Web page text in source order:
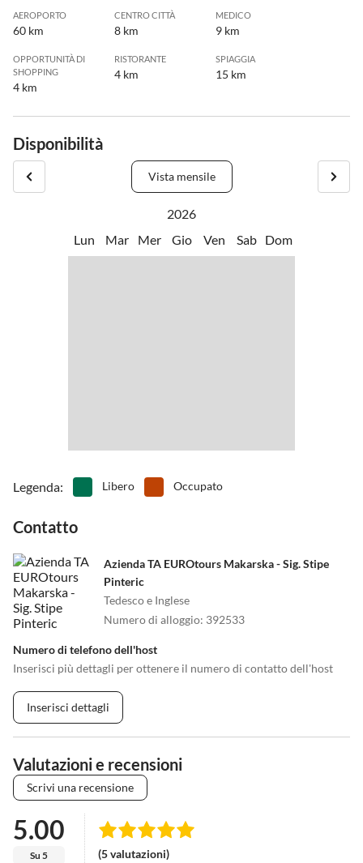
AEROPORTO
60 km
CENTRO CITTÀ
8 km
MEDICO
9 km
OPPORTUNITÀ DI
SHOPPING
4 km
RISTORANTE
4 km
SPIAGGIA
15 km
Disponibilità
Vista mensile
2026
Lun
Mar Mer Gio Ven Sab Dom
Legenda: Libero Occupato
Contatto
Azienda TA EUROtours Makarska - Sig. Stipe
Pinteric
Tedesco e Inglese
Numero di alloggio: 392533
Numero di telefono dell'host
Inserisci più dettagli per ottenere il numero di contatto dell'host
Inserisci dettagli
Valutazioni e recensioni
Scrivi una recensione
5.00
Su 5 (5 valutazioni)